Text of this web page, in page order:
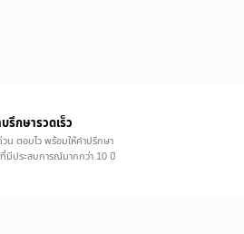
บรึกษารวดเร็ว
น ตอบไว พร้อมให้คำปรึกษา
มีประสบการณ์มากกว่า 10 ปี